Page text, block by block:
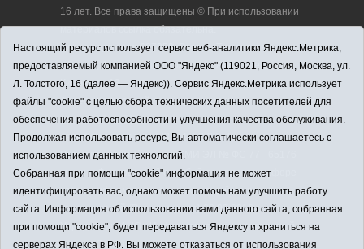
16 лет. Все права защищены © При использовании
материалов ссылка обязательна.
Адрес редакции: 627350, Россия, Тюменская
область, Аромашевский район, с. Аромашево, ул.
Кирова, д. 13.
Адрес электронной почты редакции:
strudu72@obl72.ru
Телефон редакции: 8 (34545) 2-30-58
Регистрационный номер СМИ ЭЛ № ФС 77 - 65176
выдано Федеральной службой по надзору в сфере
связи, информационных технологий и массовых
коммуникаций (Роскомнадзор) 28.03.2016 г.
Учредитель: АНО «Информационно-издательский
центр «Слава труду».
Настоящий ресурс использует сервис веб-аналитики Яндекс.Метрика,
предоставляемый компанией ООО "Яндекс" (119021, Россия, Москва, ул.
Л. Толстого, 16 (далее — Яндекс)). Сервис Яндекс.Метрика использует
файлы "cookie" с целью сбора технических данных посетителей для
обеспечения работоспособности и улучшения качества обслуживания.
Продолжая использовать ресурс, Вы автоматически соглашаетесь с
использованием данных технологий.
Собранная при помощи "cookie" информация не может
идентифицировать вас, однако может помочь нам улучшить работу
сайта. Информация об использовании вами данного сайта, собранная
при помощи "cookie", будет передаваться Яндексу и храниться на
серверах Яндекса в РФ. Вы можете отказаться от использования